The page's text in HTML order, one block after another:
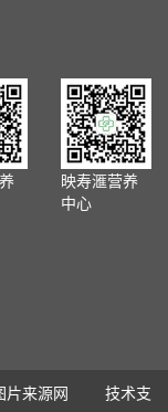
映寿滙营养
中心
片来源网 技术支